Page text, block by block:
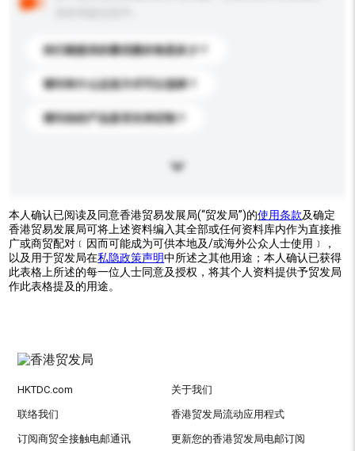
你们能提供的最优惠价格是多少？
请问有什么运送方式可以选择？
请问你的产品是否支持定制？
本人确认已阅读及同意香港贸易发展局(“贸发局”)的使用条款及确定
香港贸易发展局可将上述资料编入其全部或任何资料库内作为直接推
广或商贸配对﹝因而可能成为可供本地及/或海外公众人士使用﹞，
以及用于贸发局在私隐政策声明中所述之其他用途；本人确认已获得
此表格上所述的每一位人士同意及授权，将其个人资料提供予贸发局
作此表格提及的用途。
HKTDC.com 关于我们
联络我们 香港贸发局流动应用程式
订阅商贸全接触电邮通讯 更新您的香港贸发局电邮订阅